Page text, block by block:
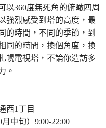
以360度無死角的俯瞰四周
強烈感受到塔的高度，最
的時間，不同的季節，到
同的時間，換個角度，換
幌電視塔，不論你造訪多
。
西1丁目
中旬）9:00-22:00